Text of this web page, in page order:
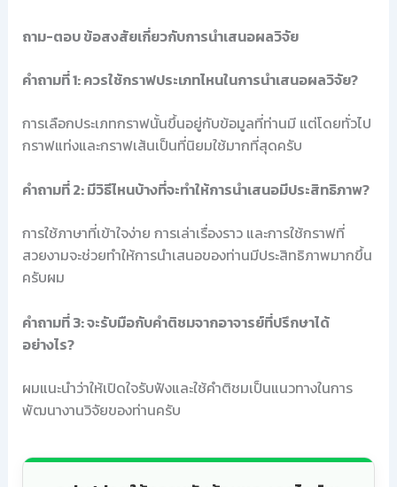
ถาม-ตอบ ข้อสงสัยเกี่ยวกับการนำเสนอผลวิจัย
คำถามที่ 1: ควรใช้กราฟประเภทไหนในการนำเสนอผลวิจัย?
การเลือกประเภทกราฟนั้นขึ้นอยู่กับข้อมูลที่ท่านมี แต่โดยทั่วไป
กราฟแท่งและกราฟเส้นเป็นที่นิยมใช้มากที่สุดครับ
คำถามที่ 2: มีวิธีไหนบ้างที่จะทำให้การนำเสนอมีประสิทธิภาพ?
การใช้ภาษาที่เข้าใจง่าย การเล่าเรื่องราว และการใช้กราฟที่
สวยงามจะช่วยทำให้การนำเสนอของท่านมีประสิทธิภาพมากขึ้น
ครับผม
คำถามที่ 3: จะรับมือกับคำติชมจากอาจารย์ที่ปรึกษาได้
อย่างไร?
ผมแนะนำว่าให้เปิดใจรับฟังและใช้คำติชมเป็นแนวทางในการ
พัฒนางานวิจัยของท่านครับ